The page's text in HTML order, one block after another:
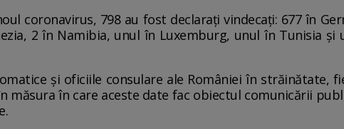
coronavirus, 798 au fost declarați vindecați: 677 în
2 în Namibia, unul în Luxemburg, unul în Tunisia și
și oficiile consulare ale României în străinătate,
în care aceste date fac obiectul comunicării